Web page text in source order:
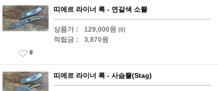
띠에르 라이너 록 - 연갈색 소뿔
상품가 : 129,000원 (0)
적립금 : 3,870원
0
띠에르 라이너 록 - 사슴뿔(Stag)